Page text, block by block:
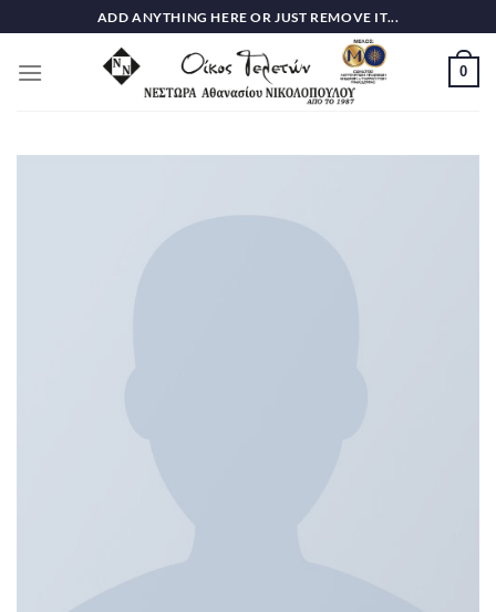
to
content
ADD ANYTHING HERE OR JUST REMOVE IT...
0